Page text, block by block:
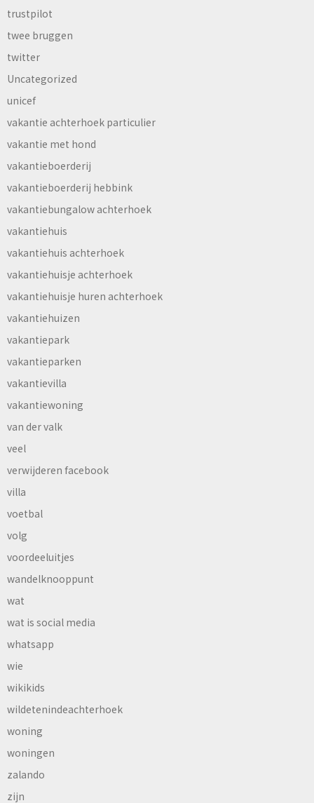
trustpilot
twee bruggen
twitter
Uncategorized
unicef
vakantie achterhoek particulier
vakantie met hond
vakantieboerderij
vakantieboerderij hebbink
vakantiebungalow achterhoek
vakantiehuis
vakantiehuis achterhoek
vakantiehuisje achterhoek
vakantiehuisje huren achterhoek
vakantiehuizen
vakantiepark
vakantieparken
vakantievilla
vakantiewoning
van der valk
veel
verwijderen facebook
villa
voetbal
volg
voordeeluitjes
wandelknooppunt
wat
wat is social media
whatsapp
wie
wikikids
wildetenindeachterhoek
woning
woningen
zalando
zijn